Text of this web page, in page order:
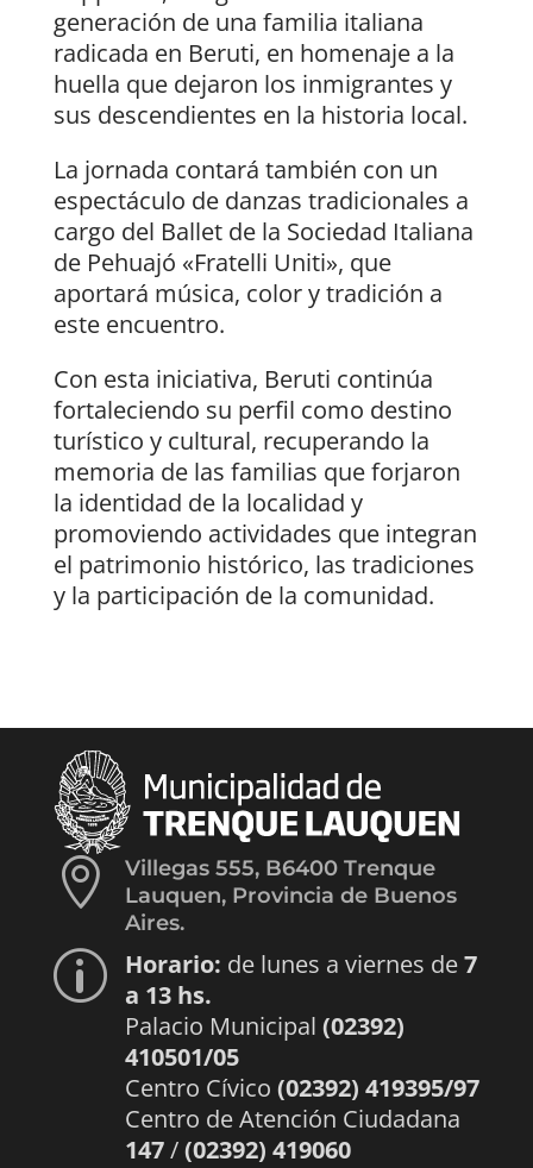
generación de una familia italiana
radicada en Beruti, en homenaje a la
huella que dejaron los inmigrantes y
sus descendientes en la historia local.
La jornada contará también con un
espectáculo de danzas tradicionales a
cargo del Ballet de la Sociedad Italiana
de Pehuajó «Fratelli Uniti», que
aportará música, color y tradición a
este encuentro.
Con esta iniciativa, Beruti continúa
fortaleciendo su perfil como destino
turístico y cultural, recuperando la
memoria de las familias que forjaron
la identidad de la localidad y
promoviendo actividades que integran
el patrimonio histórico, las tradiciones
y la participación de la comunidad.

Villegas 555, B6400 Trenque
Lauquen, Provincia de Buenos
Aires.
p Horario: de lunes a viernes de7
a 13 hs.
Palacio Municipal (02392)
410501/05
Centro Cívico (02392) 419395/97
Centro de Atención Ciudadana
147/(02392) 419060